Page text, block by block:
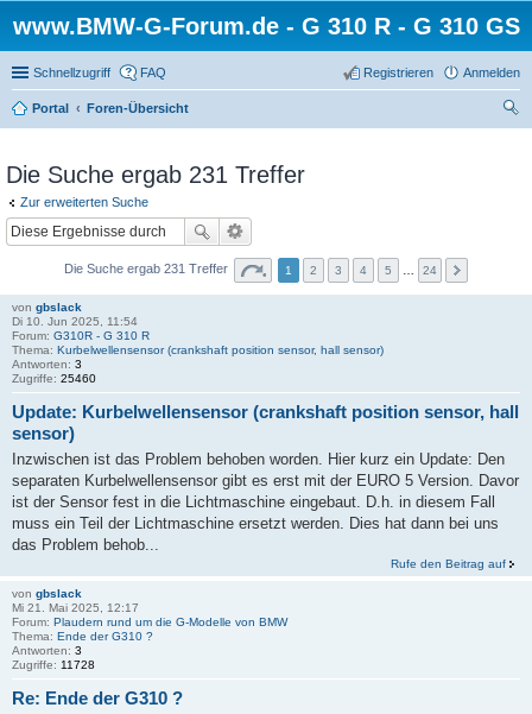
www.BMW-G-Forum.de - G 310 R - G 310 GS
Schnellzugriff FAQ Anmelden
Registrieren
Portal
Foren-Übersicht
Die Suche ergab 231 Treffer
Zur erweiterten Suche
Die Suche ergab 231 Treffer 1 2 3 4 5 24
von gbslack
Di 10. Jun 2025, 11:54
Forum: G310R - G 310 R
Thema: Kurbelwellensensor (crankshaft position sensor, hall sensor)
Antworten: 3
Zugriffe: 25460
Update: Kurbelwellensensor (crankshaft position sensor, hall
sensor)
Inzwischen ist das Problem behoben worden. Hier kurz ein Update: Den
separaten Kurbelwellensensor gibt es erst mit der EURO 5 Version. Davor
ist der Sensor fest in die Lichtmaschine eingebaut. D.h. in diesem Fall
muss ein Teil der Lichtmaschine ersetzt werden. Dies hat dann bei uns
das Problem behob...
Rufe den Beitrag auf
von gbslack
Mi 21. Mai 2025, 12:17
Forum: Plaudern rund um die G-Modelle von BMW
Thema: Ende der G310 ?
Antworten: 3
Zugriffe: 11728
Re: Ende der G310 ?